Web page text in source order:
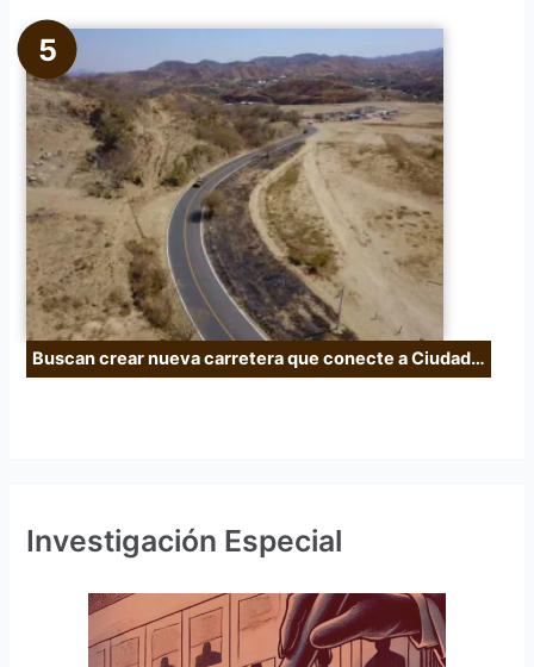
Buscan crear nueva carretera que conecte a Ciudad…
Investigación Especial